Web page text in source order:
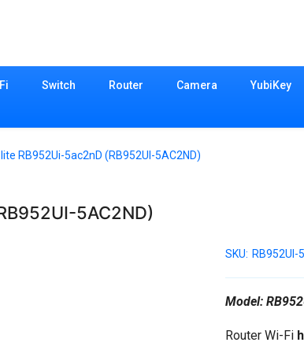
Switch Router Camera YubiKey
RB952Ui-5ac2nD (RB952UI-5AC2ND)
5AC2ND)
SKU: RB952UI-
Model:
Router Wi-Fi